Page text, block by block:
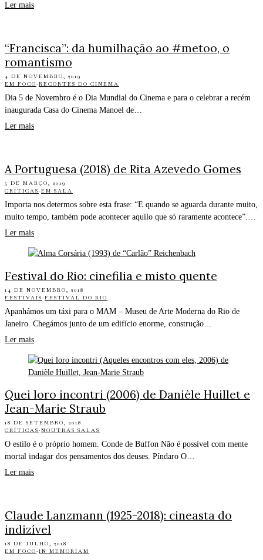
Ler mais
“Francisca”: da humilhação ao #metoo, o
romantismo
4 DE NOVEMBRO, 2019
EM FOCO·RECORTES DO CINEMA
Dia 5 de Novembro é o Dia Mundial do Cinema e para o celebrar a recém
inaugurada Casa do Cinema Manoel de…
Ler mais
A Portuguesa (2018) de Rita Azevedo Gomes
5 DE MARÇO, 2019
CRÍTICAS·EM SALA
Importa nos determos sobre esta frase: “E quando se aguarda durante muito,
muito tempo, também pode acontecer aquilo que só raramente acontece”.…
Ler mais
Festival do Rio: cinefilia e misto quente
14 DE NOVEMBRO, 2018
FESTIVAIS·FESTIVAL DO RIO
Apanhámos um táxi para o MAM – Museu de Arte Moderna do Rio de
Janeiro. Chegámos junto de um edifício enorme, construção…
Ler mais
Quei loro incontri (2006) de Danièle Huillet e
Jean-Marie Straub
18 DE SETEMBRO, 2018
CRÍTICAS·NOUTRAS SALAS
O estilo é o próprio homem. Conde de Buffon Não é possível com mente
mortal indagar dos pensamentos dos deuses. Píndaro O…
Ler mais
Claude Lanzmann (1925-2018): cineasta do
indizível
18 DE JULHO, 2018
EM FOCO·IN MEMORIAM